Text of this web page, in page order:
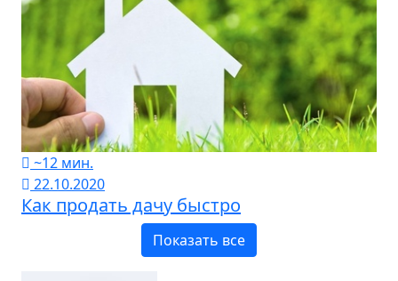
~12 мин.
22.10.2020
Как продать дачу быстро
Показать все